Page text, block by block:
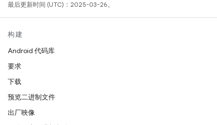
最后更新时间 (UTC)：2025-03-26。
构建
Android 代码库
要求
下载
预览二进制文件
出厂映像